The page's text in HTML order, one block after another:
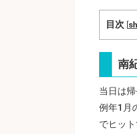
目次 [
南
当日は
例年1月
でヒッ